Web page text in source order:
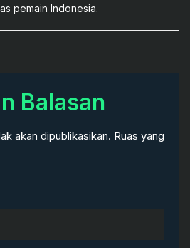
pemain Indonesia.
Balasan
akan dipublikasikan. Ruas yang